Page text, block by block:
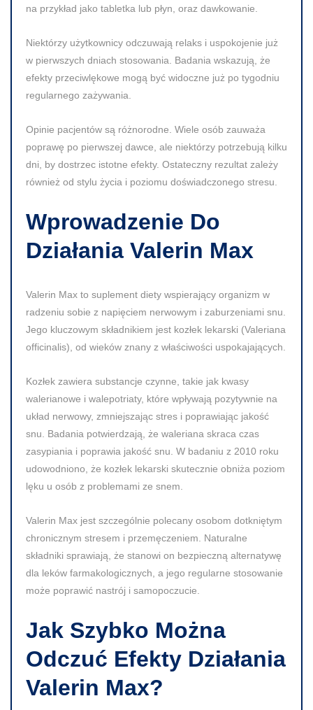
na przykład jako tabletka lub płyn, oraz dawkowanie.
Niektórzy użytkownicy odczuwają relaks i uspokojenie już
w pierwszych dniach stosowania. Badania wskazują, że
efekty przeciwlękowe mogą być widoczne już po tygodniu
regularnego zażywania.
Opinie pacjentów są różnorodne. Wiele osób zauważa
poprawę po pierwszej dawce, ale niektórzy potrzebują kilku
dni, by dostrzec istotne efekty. Ostateczny rezultat zależy
również od stylu życia i poziomu doświadczonego stresu.
Wprowadzenie Do
Działania Valerin Max
Valerin Max to suplement diety wspierający organizm w
radzeniu sobie z napięciem nerwowym i zaburzeniami snu.
Jego kluczowym składnikiem jest kozłek lekarski (Valeriana
officinalis) , od wieków znany z właściwości uspokajających.
Kozłek zawiera substancje czynne, takie jak kwasy
walerianowe i walepotriaty, które wpływają pozytywnie na
układ nerwowy, zmniejszając stres i poprawiając jakość
snu. Badania potwierdzają, że waleriana skraca czas
zasypiania i poprawia jakość snu. W badaniu z 2010 roku
udowodniono, że kozłek lekarski skutecznie obniża poziom
lęku u osób z problemami ze snem.
Valerin Max jest szczególnie polecany osobom dotkniętym
chronicznym stresem i przemęczeniem. Naturalne
składniki sprawiają, że stanowi on bezpieczną alternatywę
dla leków farmakologicznych, a jego regularne stosowanie
może poprawić nastrój i samopoczucie.
Jak Szybko Można
Odczuć Efekty Działania
Valerin Max?